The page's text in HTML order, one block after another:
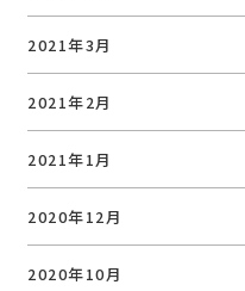
2021年3月
2021年2月
2021年1月
2020年12月
2020年10月